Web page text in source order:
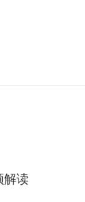
解读